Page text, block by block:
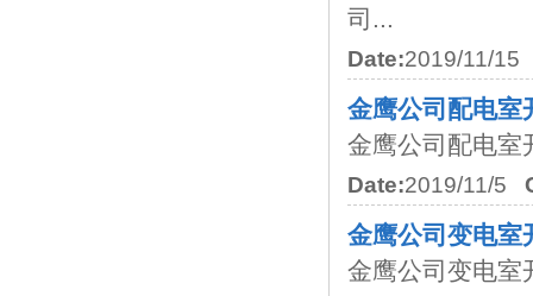
司...
Date:2019/11/15
金鹰公司配电室
金鹰公司配电室
Date:2019/11/5
金鹰公司变电室
金鹰公司变电室